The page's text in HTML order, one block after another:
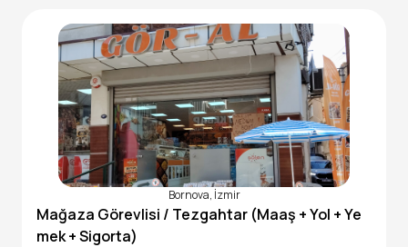
• İletişimi güçlü, güler yüzlü ve enerjik
• Satış yapmayı seven, hedef odaklı
• Teknolojiye ilgi duyan, öğrenmeye açık
• Sorumluluk sahibi ve ekip çalışmasına uyumlu
Sana Neler Sunuyoruz?
✅ Maaş + Prim
✅ Yemek + Yol
✅ SGK
✅ Gelişime açık, dinamik bir çalışma ortamı
“Ben satışta kendime güveniyorum.” diyorsan seni ekibimiz
Bornova, İzmir
Mağaza Görevlisi / Tezgahtar (Maaş + Yol + Ye
mek + Sigorta)